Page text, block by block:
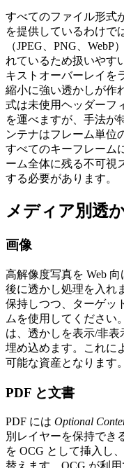
すべてのファイル形式
を提供しているわけで
（JPEG、PNG、
れているため扱いやす
キストオーバーレイを
縮小に強い透かしが作
式は未使用ヘッダーフ
を運べますが、手法が
ンテナはフレーム単位
すべてのキーフレーム
ーム全体に残る不可視
する必要があります。
メディア別透
画像
高解像度写真を Web
後に透かし処理を入れ
保持しつつ、ターゲッ
ムを使用してください
は、透かしを表示/非
埋め込めます。これに
可能な資産となります。
PDF と文書
PDF には Optional
別レイヤーを保持でき
を OCG として挿入し